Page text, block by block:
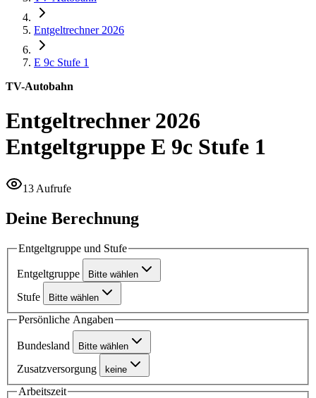
Entgeltrechner 2026
E 9c Stufe 1
TV-Autobahn
Entgeltrechner 2026
Entgeltgruppe E 9c Stufe 1
13 Aufrufe
Deine Berechnung
Entgeltgruppe und Stufe
Entgeltgruppe Bitte wählen
Stufe Bitte wählen
Persönliche Angaben
Bundesland Bitte wählen
Zusatzversorgung keine
Arbeitszeit